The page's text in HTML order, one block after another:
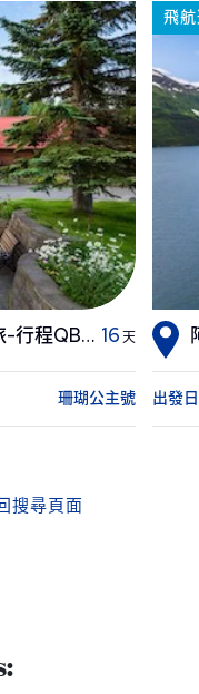
阿拉斯加州丹奈利探險家之旅-行程QB8 8天 16 天
珊瑚公主號
飛
出發
搜尋頁面